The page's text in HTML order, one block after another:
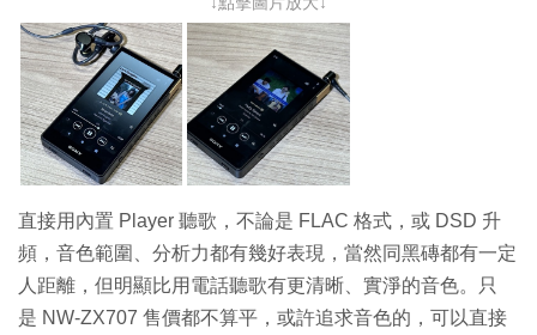
直接用內置 Player 聽歌，不論是 FLAC 格式，或 DSD 升
頻，音色範圍、分析力都有幾好表現，當然同黑磚都有一定
人距離，但明顯比用電話聽歌有更清晰、實淨的音色。只
是 NW-ZX707 售價都不算平，或許追求音色的，可以直接